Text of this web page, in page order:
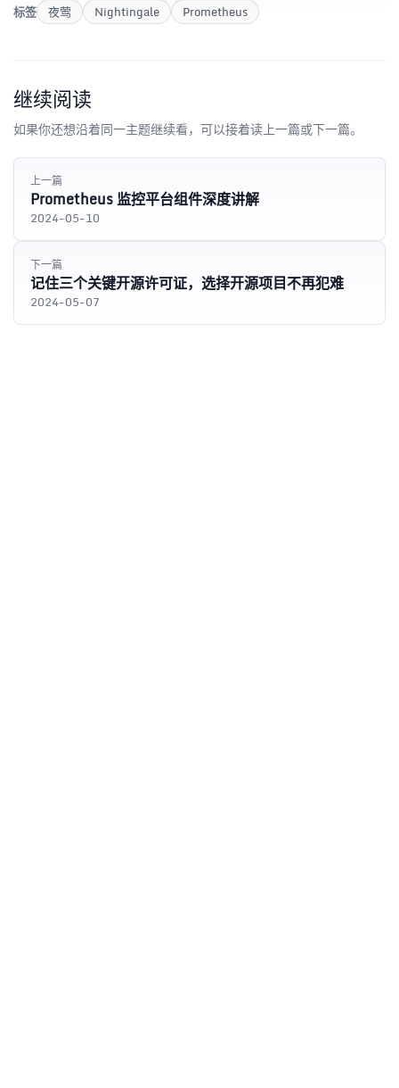
标签 夜莺 Nightingale Prometheus
继续阅读
如果你还想沿着同一主题继续看，可以接着读上一篇或下一篇。
上一篇
Prometheus 监控平台组件深度讲解
2024-05-10
下一篇
记住三个关键开源许可证，选择开源项目不再犯难
2024-05-07